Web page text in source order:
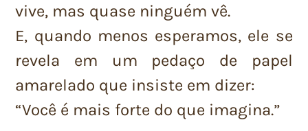
vive, mas quase ninguém vê.
E, quando menos esperamos, ele se
revela em um pedaço de papel
amarelado que insiste em dizer:
“Você é mais forte do que imagina.”